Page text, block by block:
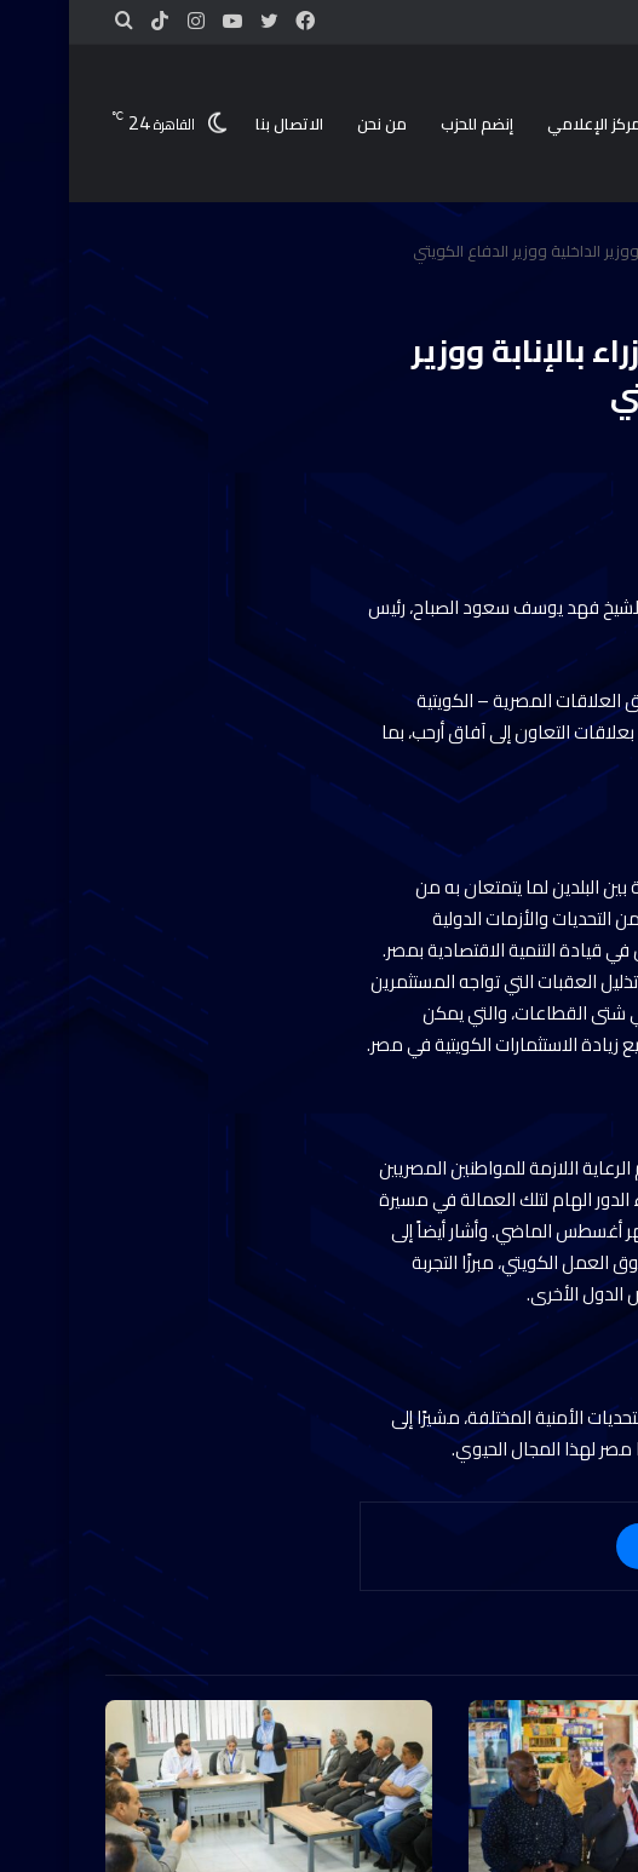
الإعلامي إنضم للحزب من نحن الاتصال بنا القاهرة24
℃
الداخلية ووزير الدفاع الكويتي
بالإنابة ووزير
الشيخ فهد يوسف سعود الصباح، رئيس
العلاقات المصرية – الكويتية
التعاون إلى آفاق أرحب، بما
بين البلدين لما يتمتعان به من
والأزمات الدولية
قيادة التنمية الاقتصادية بمصر.
العقبات التي تواجه المستثمرين
شتى القطاعات، والتي يمكن
زيادة الاستثمارات الكويتية في مصر.
اللازمة للمواطنين المصريين
الهام لتلك العمالة في مسيرة
أغسطس الماضي. وأشار أيضاً إلى
الكويتي، مبرزًا التجربة
الدول الأخرى.
الأمنية المختلفة، مشيرًا إلى
مصر لهذا المجال الحيوي.